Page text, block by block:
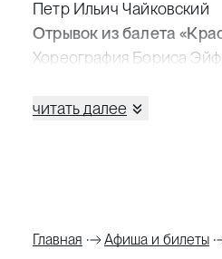
Петр Ильич Чайковский
Отрывок из балета
Хореография Бориса
Цезарь Пуни
Утро из балета
читать далее
Главная Афиша и билеты